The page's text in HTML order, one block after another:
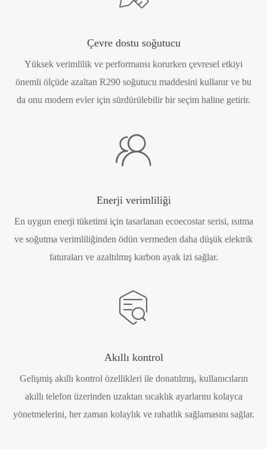
Çevre dostu soğutucu
Yüksek verimlilik ve performansı korurken çevresel etkiyi
önemli ölçüde azaltan R290 soğutucu maddesini kullanır ve bu
da onu modern evler için sürdürülebilir bir seçim haline getirir.

Enerji verimliliği
En uygun enerji tüketimi için tasarlanan ecoecostar serisi, ısıtma
ve soğutma verimliliğinden ödün vermeden daha düşük elektrik
faturaları ve azaltılmış karbon ayak izi sağlar.

Akıllı kontrol
Gelişmiş akıllı kontrol özellikleri ile donatılmış, kullanıcıların
akıllı telefon üzerinden uzaktan sıcaklık ayarlarını kolayca
yönetmelerini, her zaman kolaylık ve rahatlık sağlamasını sağlar.